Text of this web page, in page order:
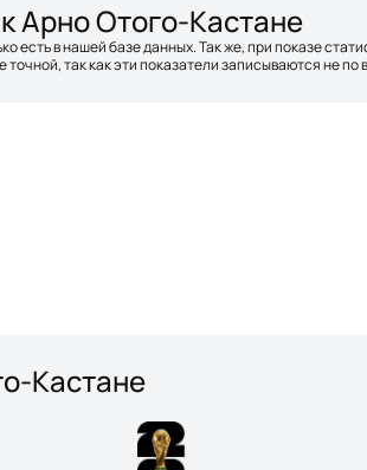
Арно Отого-Кастане
есть в нашей базе данных. Так же, при показе
так как эти показатели записываются не по
Кастане